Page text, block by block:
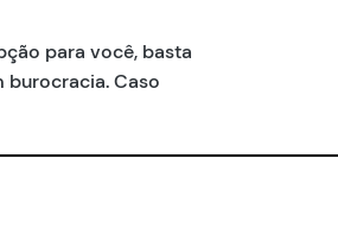
para você, basta
burocracia. Caso